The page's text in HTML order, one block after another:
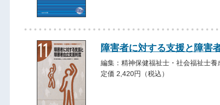
障害者に対する支援と障害
編集：精神保健福祉士・社会福祉士
定価 2,420円（税込）